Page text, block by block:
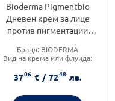
Bioderma Pigmentbio
Дневен крем за лице
против пигментации
крем за лице против
Бранд: BIODERMA
Вид на крема или флуида:
Категория:ПОДАРЪЦИ ЗА 8-
МИ МАРТ
3706 € / 7248 лв.